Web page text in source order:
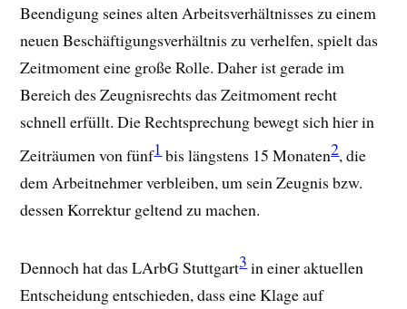
Beendigung seines alten Arbeitsverhältnisses zu einem
neuen Beschäftigungsverhältnis zu verhelfen, spielt das
Zeitmoment eine große Rolle. Daher ist gerade im
Bereich des Zeugnisrechts das Zeitmoment recht
schnell erfüllt. Die Rechtsprechung bewegt sich hier in
Zeiträumen von fünf1bis längstens 15 Monaten2, die
dem Arbeitnehmer verbleiben, um sein Zeugnis bzw.
dessen Korrektur geltend zu machen.
Dennoch hat das LArbG Stuttgart3in einer aktuellen
Entscheidung entschieden, dass eine Klage auf